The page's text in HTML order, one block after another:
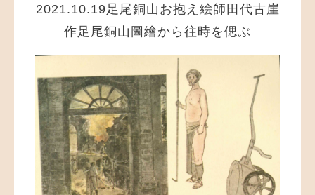
2021.10.19足尾銅山お抱え絵師田代古崖
作足尾銅山圖繪から往時を偲ぶ